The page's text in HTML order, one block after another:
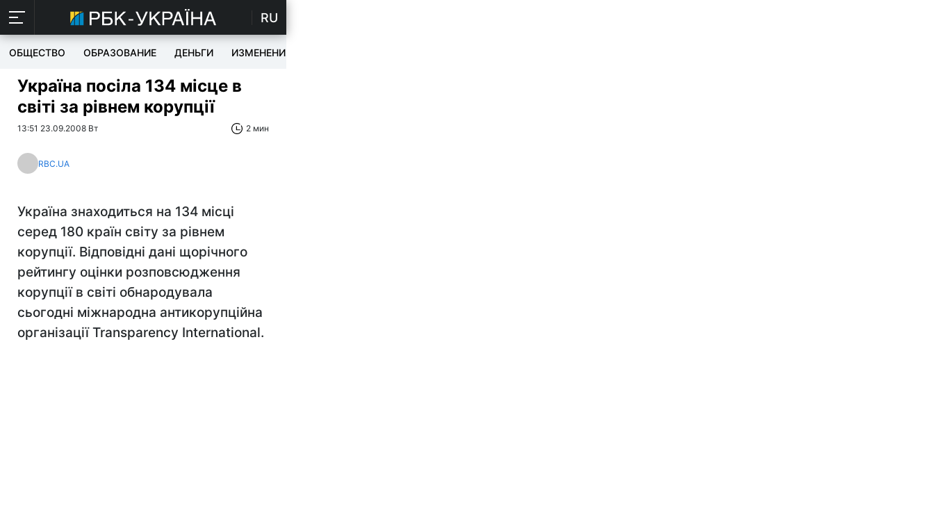
RU
ОБЩЕСТВО ОБРАЗОВАНИЕ ДЕНЬГИ ИЗМЕНЕНИЯ
Україна посіла 134 місце в
світі за рівнем корупції
13:51 23.09.2008 Вт 2 мин
RBC.UA
Україна знаходиться на 134 місці
серед 180 країн світу за рівнем
корупції. Відповідні дані щорічного
рейтингу оцінки розповсюдження
корупції в світі обнародувала
сьогодні міжнародна антикорупційна
організації Transparency International.